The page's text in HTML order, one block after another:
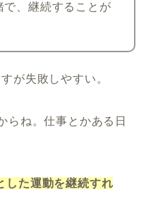
で、継続することが
が失敗しやすい。
らね。仕事とかある日
した運動を継続すれ